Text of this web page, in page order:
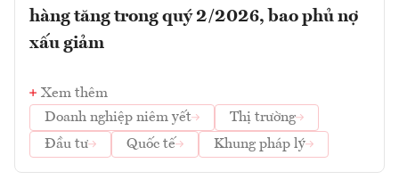
hàng tăng trong quý 2/2026, bao phủ nợ
xấu giảm
Xem thêm
Doanh nghiệp niêm yết
Thị trường
Đầu tư
Quốc tế Khung pháp lý